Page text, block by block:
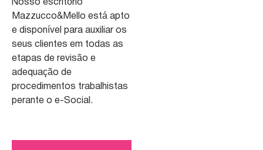
Nosso escritório
Mazzucco&Mello está apto
e disponível para auxiliar os
seus clientes em todas as
etapas de revisão e
adequação de
procedimentos trabalhistas
perante o e-Social.